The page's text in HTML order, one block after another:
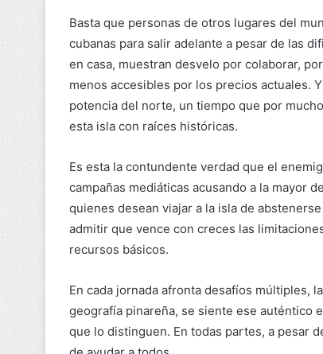
Basta que personas de otros lugares del
cubanas para salir adelante a pesar de las
en casa, muestran desvelo por colaborar,
menos accesibles por los precios actuales.
potencia del norte, un tiempo que por
esta isla con raíces históricas.
Es esta la contundente verdad que el
campañas mediáticas acusando a la mayor
quienes desean viajar a la isla de
admitir que vence con creces las
recursos básicos.
En cada jornada afronta desafíos múltiples,
geografía pinareña, se siente ese auténtico
que lo distinguen. En todas partes, a pesar